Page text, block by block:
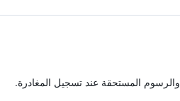
المستحقة عند تسجيل المغادرة.